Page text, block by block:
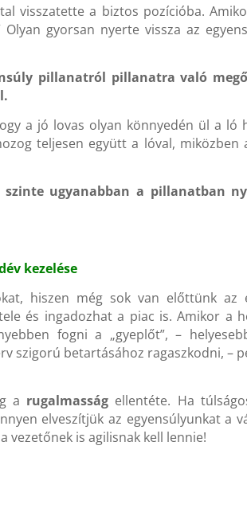
visszatette a biztos pozícióba.
Olyan gyorsan nyerte vissza az
pillanatról pillanatra való
a jó lovas olyan könnyedén ül a ló
teljesen együtt a lóval, miközben
ugyanabban a pillanatban
kezelése
hiszen még sok van előttünk az
és ingadozhat a piac is. Amikor a
fogni a „gyeplőt”, –
szigorú betartásához ragaszkodni, –
a rugalmasság ellentéte. Ha
elveszítjük az egyensúlyunkat a
vezetőnek is agilisnak kell lennie!